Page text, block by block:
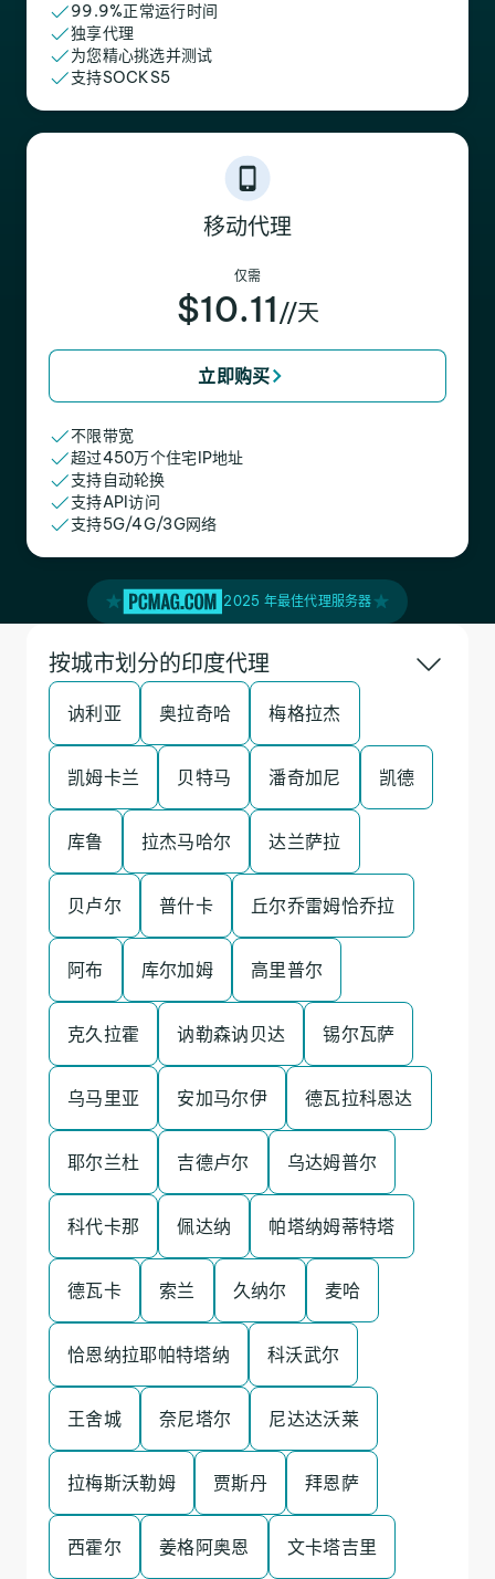
99.9%正常运行时间
独享代理
为您精心挑选并测试
支持SOCKS5
移动代理
仅需
$10.11 //天
立即购买
不限带宽
超过450万个住宅IP地址
支持自动轮换
支持API访问
支持5G/4G/3G网络
2025 年最佳代理服务器
按城市划分的印度代理
讷利亚 奥拉奇哈 梅格拉杰
凯姆卡兰 贝特马 潘奇加尼 凯德
库鲁 拉杰马哈尔 达兰萨拉
贝卢尔 普什卡 丘尔乔雷姆恰乔拉
阿布 库尔加姆 高里普尔
克久拉霍 讷勒森讷贝达 锡尔瓦萨
乌马里亚 安加马尔伊 德瓦拉科恩达
耶尔兰杜 吉德卢尔 乌达姆普尔
科代卡那 佩达纳 帕塔纳姆蒂特塔
德瓦卡 索兰 久纳尔 麦哈
恰恩纳拉耶帕特塔纳 科沃武尔
王舍城 奈尼塔尔 尼达达沃莱
拉梅斯沃勒姆 贾斯丹 拜恩萨
西霍尔 姜格阿奥恩 文卡塔吉里